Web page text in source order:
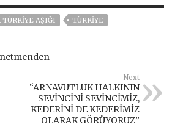
TÜRKİYE AŞIĞI TÜRKİYE
Next
“ARNAVUTLUK HALKININ
SEVİNCİNİ SEVİNCİMİZ,
KEDERİNİ DE KEDERİMİZ
OLARAK GÖRÜYORUZ”